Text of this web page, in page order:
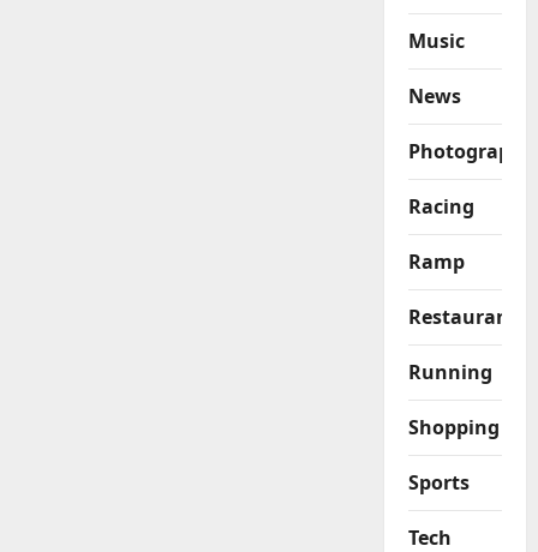
Music
News
Photography
Racing
Ramp
Restaurant
Running
Shopping
Sports
Tech